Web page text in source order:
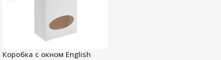
Коробка с окном English